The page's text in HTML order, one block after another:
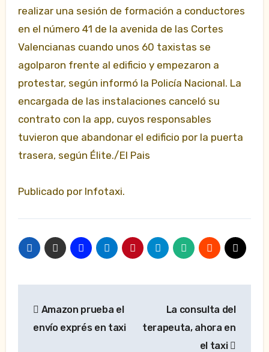
realizar una sesión de formación a conductores
en el número 41 de la avenida de las Cortes
Valencianas cuando unos 60 taxistas se
agolparon frente al edificio y empezaron a
protestar, según informó la Policía Nacional. La
encargada de las instalaciones canceló su
contrato con la app, cuyos responsables
tuvieron que abandonar el edificio por la puerta
trasera, según Élite./El Pais
Publicado por Infotaxi.
de
Amazon prueba el
envío exprés en taxi
La consulta del
terapeuta, ahora en
el taxi